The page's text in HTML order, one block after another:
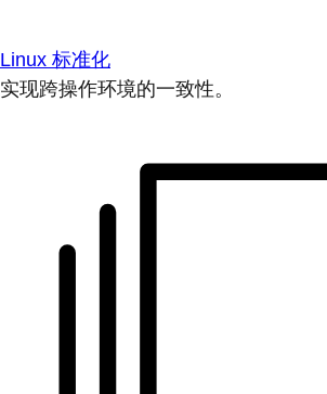
Linux 标准化
实现跨操作环境的一致性。